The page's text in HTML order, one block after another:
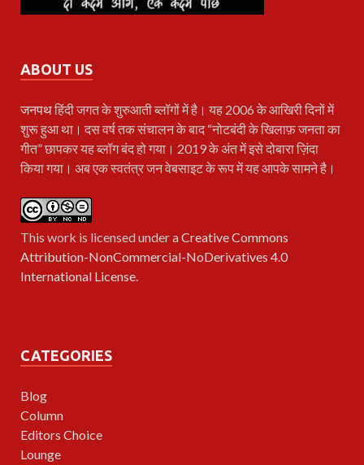
ABOUT US
जनपथहिंदी जगत के शुरुआती ब्लॉगों में है। यह 2006 के आखिरी दिनों में
शुरू हुआ था। दस वर्ष तक संचालन के बाद “नोटबंदी के खिलाफ़ जनता का
गीत” छापकर यह ब्लॉग बंद हो गया। 2019 के अंत में इसे दोबारा ज़िंदा
किया गया। अब एक स्वतंत्र जन वेबसाइट के रूप में यह आपके सामने है।
This work is licensed under aCreative Commons
Attribution-NonCommercial-NoDerivatives 4.0
International License.
CATEGORIES
Blog
Column
Editors Choice
Lounge